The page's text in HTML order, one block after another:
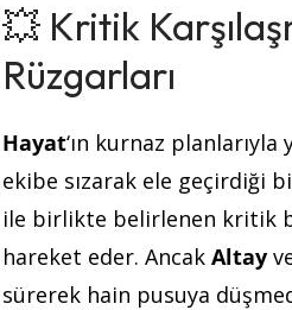
💥 Kritik
Rüzgarları
Hayat‘ın kurnaz
ekibe sızarak ele geçirdiği
ile birlikte belirlenen kritik
hareket eder. Ancak Altay
sürerek hain pusuya